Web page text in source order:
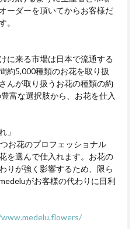
ーダーを頂いてからお客様だ
。
に来る市場は日本で流通する
約5,000種類のお花を取り扱
んが取り扱うお花の種類の約
富な選択肢から、お花を仕入
」
お花のプロフェッショナル
を選んで仕入れます。お花の
りが強く影響するため、限ら
がお客様の代わりに目利